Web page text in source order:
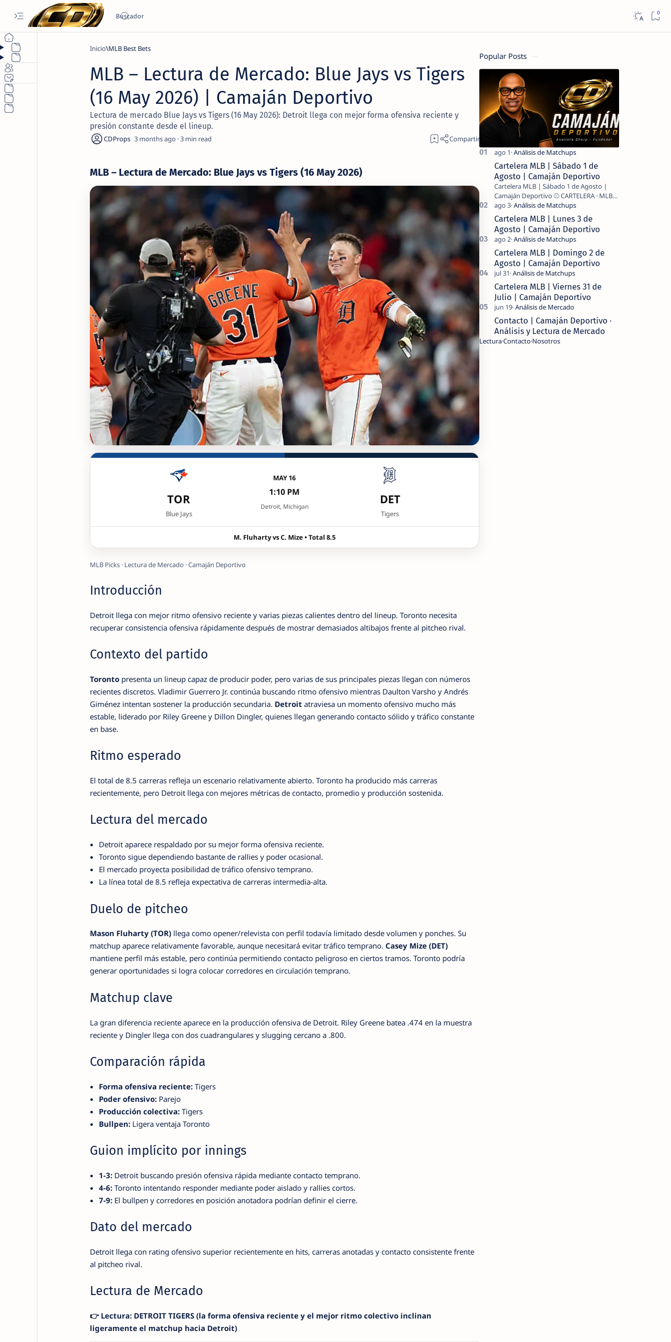
Inicio MLB Best Bets
MLB – Lectura de Mercado: Blue Jays vs Tigers
(16 May 2026) | Camaján Deportivo
Lectura de mercado Blue Jays vs Tigers (16 May 2026): Detroit llega con mejor forma ofensiva reciente y
presión constante desde el lineup.
3 months ago 3
MLB – Lectura de Mercado: Blue Jays vs Tigers (16 May 2026)
TOR
Blue Jays
MAY 16
1:10 PM
Detroit, Michigan
DET
Tigers
M. Fluharty vs C. Mize • Total 8.5
MLB Picks · Lectura de Mercado · Camaján Deportivo
Introducción
Detroit llega con mejor ritmo ofensivo reciente y varias piezas calientes dentro del lineup. Toronto necesita
recuperar consistencia ofensiva rápidamente después de mostrar demasiados altibajos frente al pitcheo rival.
Contexto del partido
Torontopresenta un lineup capaz de producir poder, pero varias de sus principales piezas llegan con números
recientes discretos. Vladimir Guerrero Jr. continúa buscando ritmo ofensivo mientras Daulton Varsho y Andrés
Giménez intentan sostener la producción secundaria. Detroit atraviesa un momento ofensivo mucho más
estable, liderado por Riley Greene y Dillon Dingler, quienes llegan generando contacto sólido y tráfico constante
en base.
Ritmo esperado
El total de 8.5 carreras refleja un escenario relativamente abierto. Toronto ha producido más carreras
recientemente, pero Detroit llega con mejores métricas de contacto, promedio y producción sostenida.
Lectura del mercado
Detroit aparece respaldado por su mejor forma ofensiva reciente.
Toronto sigue dependiendo bastante de rallies y poder ocasional.
El mercado proyecta posibilidad de tráfico ofensivo temprano.
La línea total de 8.5 refleja expectativa de carreras intermedia-alta.
Duelo de pitcheo
Mason Fluharty (TOR)llega como opener/relevista con perfil todavía limitado desde volumen y ponches. Su
matchup aparece relativamente favorable, aunque necesitará evitar tráfico temprano. Casey Mize (DET)
mantiene perfil más estable, pero continúa permitiendo contacto peligroso en ciertos tramos. Toronto podría
generar oportunidades si logra colocar corredores en circulación temprano.
Matchup clave
La gran diferencia reciente aparece en la producción ofensiva de Detroit. Riley Greene batea .474 en la muestra
reciente y Dingler llega con dos cuadrangulares y slugging cercano a .800.
Comparación rápida
Forma ofensiva reciente:Tigers
Poder ofensivo:Parejo
Producción colectiva:Tigers
Bullpen:Ligera ventaja Toronto
Guion implícito por innings
1-3:Detroit buscando presión ofensiva rápida mediante contacto temprano.
4-6:Toronto intentando responder mediante poder aislado y rallies cortos.
7-9:El bullpen y corredores en posición anotadora podrían definir el cierre.
Dato del mercado
Detroit llega con rating ofensivo superior recientemente en hits, carreras anotadas y contacto consistente frente
al pitcheo rival.
Lectura de Mercado
👉 Lectura: DETROIT TIGERS (la forma ofensiva reciente y el mejor ritmo colectivo inclinan
ligeramente el matchup hacia Detroit)
Popular Posts
Cartelera MLB | Sábado 1 de
Agosto | Camaján Deportivo
Cartelera MLB | Sábado 1 de Agosto |
Camaján Deportivo ⚾ CARTELERA · MLB
Cartelera MLB | Lunes 3 de
Agosto | Camaján Deportivo
Cartelera MLB | Domingo 2 de
Agosto | Camaján Deportivo
Cartelera MLB | Viernes 31 de
Julio | Camaján Deportivo
Contacto | Camaján Deportivo ·
Análisis y Lectura de Mercado
LecturaContactoNosotros